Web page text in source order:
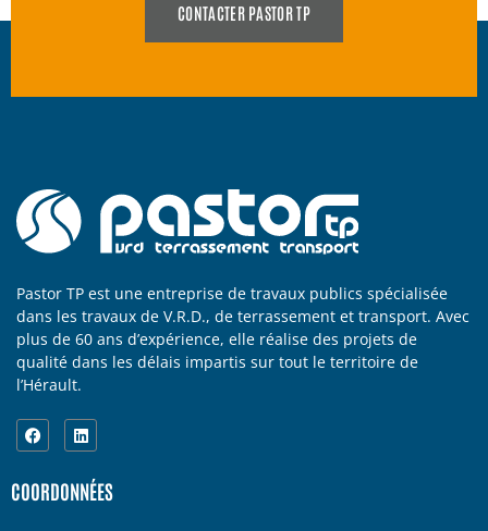
CONTACTER PASTOR TP
Pastor TP est une entreprise de travaux publics spécialisée
dans les travaux de V.R.D., de terrassement et transport. Avec
plus de 60 ans d’expérience, elle réalise des projets de
qualité dans les délais impartis sur tout le territoire de
l’Hérault.
COORDONNÉES